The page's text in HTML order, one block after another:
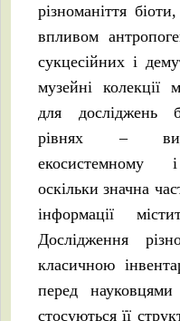
різноманіття
впливом
сукцесійних і
музейні колекції
для досліджень
рівнях –
екосистемному і
оскільки значна
інформації
Дослідження
класичною
перед
стосуються її